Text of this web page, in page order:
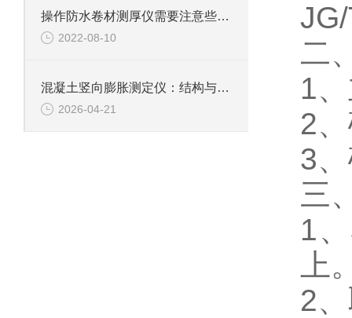
操作防水卷材测厚仪需要注意些什么？
2022-08-10
混凝土竖向膨胀测定仪：结构与使用要求探秘
2026-04-21
JG/
二
1
2
3
三
1
上
2